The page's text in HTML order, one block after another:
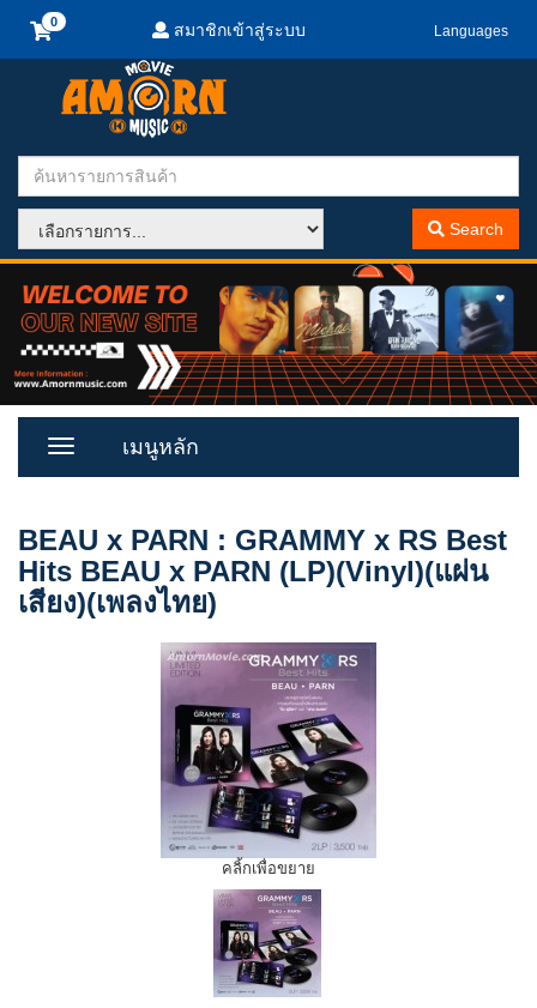
สมาชิกเข้าสู่ระบบ Languages
Search
Toggle
เมนูหลัก
BEAU x PARN : GRAMMY x RS Best
Hits BEAU x PARN (LP)(Vinyl)(แผ่น
เสียง)(เพลงไทย)
คลิ้กเพื่อขยาย